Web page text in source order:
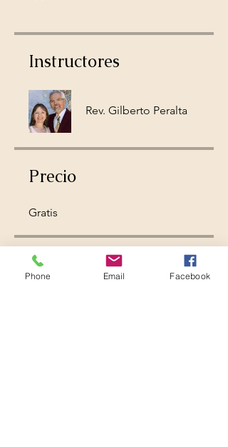
Instructores
Rev. Gilberto Peralta
Precio
Gratis
Compartir
Phone Email Facebook